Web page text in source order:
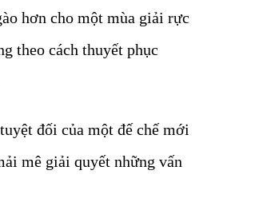
hơn cho một mùa giải rực
theo cách thuyết phục
đối của một đế chế mới
mê giải quyết những vấn